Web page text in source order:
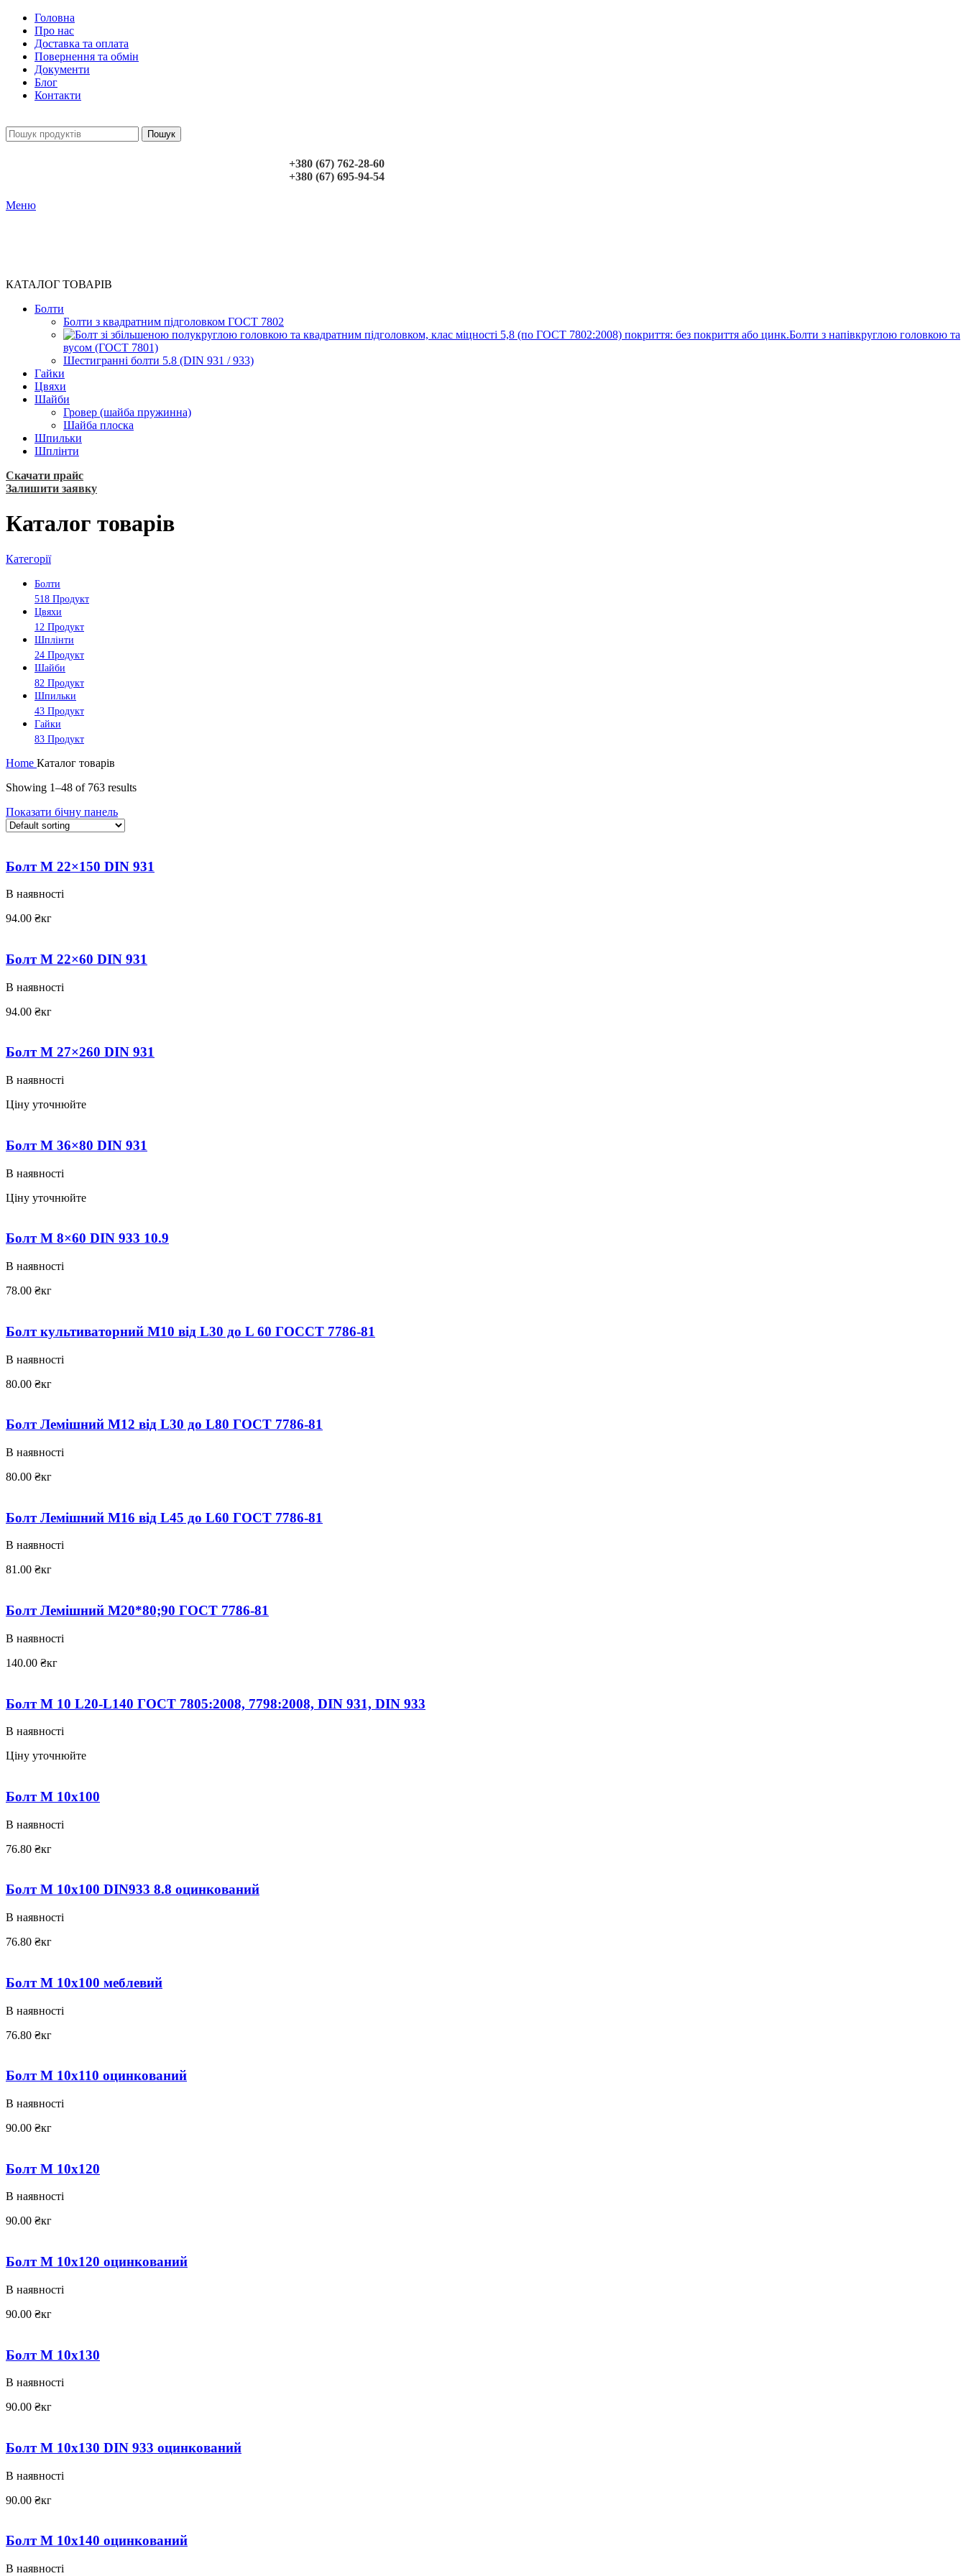
Головна
Про нас
Доставка та оплата
Повернення та обмін
Документи
Блог
Контакти
Пошук
+380 (67) 762-28-60
+380 (67) 695-94-54
Меню
КАТАЛОГ ТОВАРІВ
Болти
Болти з квадратним підголовком ГОСТ 7802
Болти з напівкруглою головкою та
вусом (ГОСТ 7801)
Шестигранні болти 5.8 (DIN 931 / 933)
Гайки
Цвяхи
Шайби
Гровер (шайба пружинна)
Шайба плоска
Шпильки
Шплінти
Скачати прайс
Залишити заявку
Каталог товарів
Категорії
Болти
518 Продукт
Цвяхи
12 Продукт
Шплінти
24 Продукт
Шайби
82 Продукт
Шпильки
43 Продукт
Гайки
83 Продукт
Home Каталог товарів
Showing 1–48 of 763 results
Показати бічну панель
Болт M 22×150 DIN 931
В наявності
94.00 ₴кг
Болт M 22×60 DIN 931
В наявності
94.00 ₴кг
Болт M 27×260 DIN 931
В наявності
Ціну уточнюйте
Болт M 36×80 DIN 931
В наявності
Ціну уточнюйте
Болт M 8×60 DIN 933 10.9
В наявності
78.00 ₴кг
Болт культиваторний М10 від L30 до L 60 ГОССТ 7786-81
В наявності
80.00 ₴кг
Болт Лемішний М12 від L30 до L80 ГОСТ 7786-81
В наявності
80.00 ₴кг
Болт Лемішний М16 від L45 до L60 ГОСТ 7786-81
В наявності
81.00 ₴кг
Болт Лемішний М20*80;90 ГОСТ 7786-81
В наявності
140.00 ₴кг
Болт М 10 L20-L140 ГОСТ 7805:2008, 7798:2008, DIN 931, DIN 933
В наявності
Ціну уточнюйте
Болт М 10х100
В наявності
76.80 ₴кг
Болт М 10х100 DIN933 8.8 оцинкований
В наявності
76.80 ₴кг
Болт М 10х100 меблевий
В наявності
76.80 ₴кг
Болт М 10х110 оцинкований
В наявності
90.00 ₴кг
Болт М 10х120
В наявності
90.00 ₴кг
Болт М 10х120 оцинкований
В наявності
90.00 ₴кг
Болт М 10х130
В наявності
90.00 ₴кг
Болт М 10х130 DIN 933 оцинкований
В наявності
90.00 ₴кг
Болт М 10х140 оцинкований
В наявності